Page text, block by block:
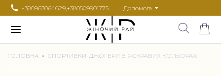
+380963064629 +380509901775 Допомога
ГОЛОВНА СПОРТИВКИ-ДЖОГЕРИ В ЯСКРАВИХ КОЛЬОРАХ